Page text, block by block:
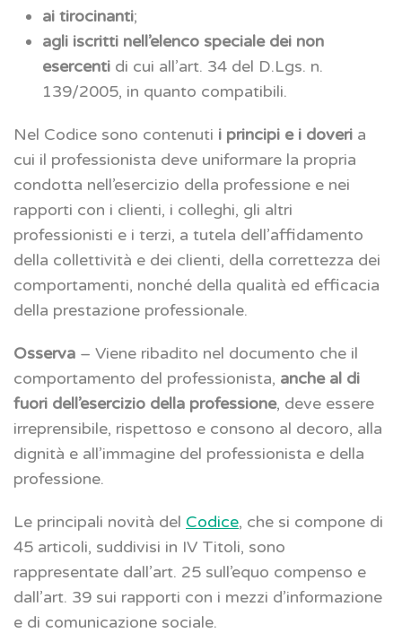
ai tirocinanti;
agli iscritti nell’elenco speciale dei non
esercenti di cui all’art. 34 del D.Lgs. n.
139/2005, in quanto compatibili.
Nel Codice sono contenuti i principi e i doveri a
cui il professionista deve uniformare la propria
condotta nell’esercizio della professione e nei
rapporti con i clienti, i colleghi, gli altri
professionisti e i terzi, a tutela dell’affidamento
della collettività e dei clienti, della correttezza dei
comportamenti, nonché della qualità ed efficacia
della prestazione professionale.
Osserva – Viene ribadito nel documento che il
comportamento del professionista, anche al di
fuori dell’esercizio della professione, deve essere
irreprensibile, rispettoso e consono al decoro, alla
dignità e all’immagine del professionista e della
professione.
Le principali novità del Codice, che si compone di
45 articoli, suddivisi in IV Titoli, sono
rappresentate dall’art. 25 sull’equo compenso e
dall’art. 39 sui rapporti con i mezzi d’informazione
e di comunicazione sociale.